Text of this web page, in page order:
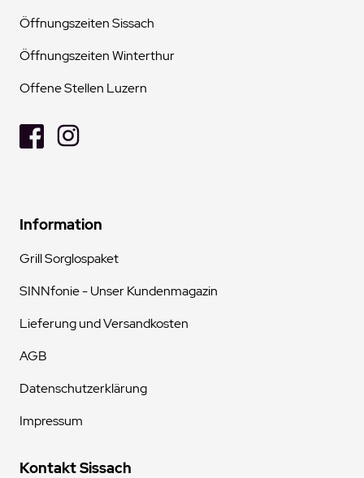
Öffnungszeiten Sissach
Öffnungszeiten Winterthur
Offene Stellen Luzern
Information
Grill Sorglospaket
SINNfonie - Unser Kundenmagazin
Lieferung und Versandkosten
AGB
Datenschutzerklärung
Impressum
Kontakt Sissach